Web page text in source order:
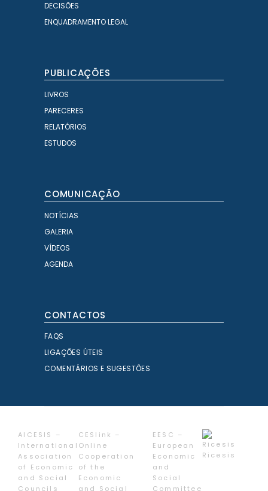
DECISÕES
ENQUADRAMENTO LEGAL
PUBLICAÇÕES
LIVROS
PARECERES
RELATÓRIOS
ESTUDOS
COMUNICAÇÃO
NOTÍCIAS
GALERIA
VÍDEOS
AGENDA
CONTACTOS
FAQS
LIGAÇÕES ÚTEIS
COMENTÁRIOS E SUGESTÕES
AICESIS –
International
Association
of Economic
and Social
Councils
CESlink –
Online
Cooperation
of the
Economic
and Social
EESC –
European
Economic
and
Social
Committee
Ricesis